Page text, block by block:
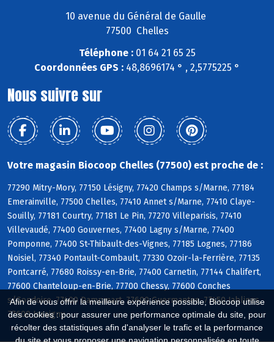
Afin de vous offrir la meilleure expérience possible, Biocoop utilise
des cookies : pour assurer une performance optimale du site, pour
récolter des statistiques afin d'analyser le trafic et la performance
10 avenue du Général de Gaulle
77500 Chelles
Téléphone :01 64 21 65 25
Coordonnées GPS : 48,8696174 ° , 2,5775225 °
Nous suivre sur
Votre magasin Biocoop Chelles (77500) est proche de :
77290 Mitry-Mory, 77150 Lésigny, 77420 Champs s/Marne, 77184
Emerainville, 77500 Chelles, 77410 Annet s/Marne, 77410 Claye-
Souilly, 77181 Courtry, 77181 Le Pin, 77270 Villeparisis, 77410
Villevaudé, 77400 Gouvernes, 77400 Lagny s/Marne, 77400
Pomponne, 77400 St-Thibault-des-Vignes, 77185 Lognes, 77186
Noisiel, 77340 Pontault-Combault, 77330 Ozoir-la-Ferrière, 77135
Pontcarré, 77680 Roissy-en-Brie, 77400 Carnetin, 77144 Chalifert,
77600 Chanteloup-en-Brie, 77700 Chessy, 77600 Conches
s/Gondoire, 77400 Dampmart, 77600 Guermantes, 77450 Jablines,
77600 Jossigny